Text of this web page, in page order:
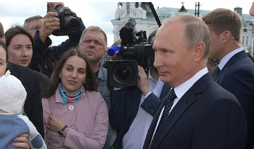
Показать следующие материалы
Амурской области